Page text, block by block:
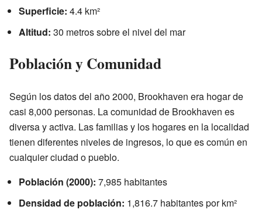
Superficie: 4.4 km²
Altitud: 30 metros sobre el nivel del mar
Población y Comunidad
Según los datos del año 2000, Brookhaven era hogar de
casi 8,000 personas. La comunidad de Brookhaven es
diversa y activa. Las familias y los hogares en la localidad
tienen diferentes niveles de ingresos, lo que es común en
cualquier ciudad o pueblo.
Población (2000): 7,985 habitantes
Densidad de población: 1,816.7 habitantes por km²